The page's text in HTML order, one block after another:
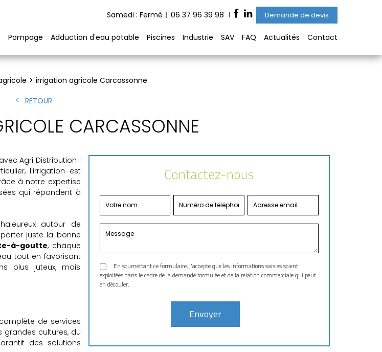
Samedi : Fermé 06 37 96 39 98 Demande de devis
Pompage Adduction d'eau potable Piscines Industrie SAV FAQ Actualités Contact
irrigation agricole Carcassonne
RETOUR
CARCASSONNE
avec Agri Distribution !
l'irrigation est
à notre expertise
qui répondent à
autour de
juste la bonne
à-goutte, chaque
tout en favorisant
plus juteux, mais
de services
grandes cultures, du
des solutions
Contactez-nous
En soumettant ce formulaire, j'accepte que les informations saisies soient
exploitées dans le cadre de la demande formulée et de la relation commerciale qui peut
en découler.